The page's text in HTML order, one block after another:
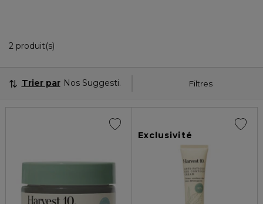
2 produit(s)
Filtres
Trier par Nos Suggestions
Exclusivité